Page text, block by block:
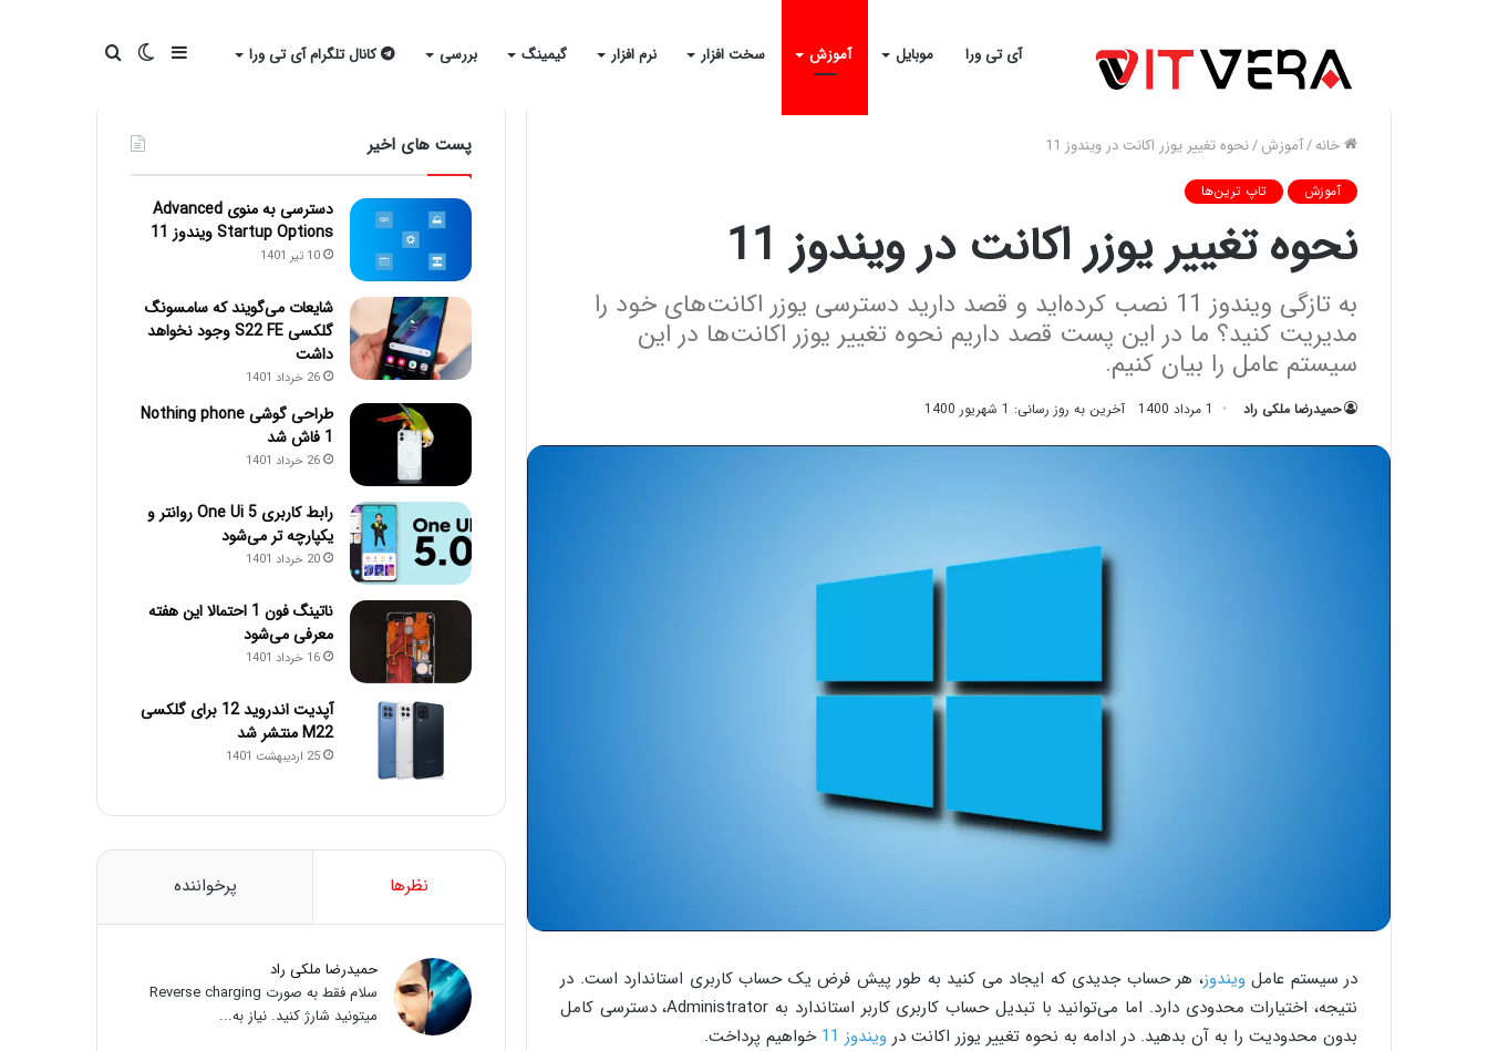
آی تی ورا موبایل آموزش سخت افزار نرم افزار گیمینگ بررسی کانال تلگرام آی تی ورا تغییرسایدبار
خانه/آموزش/نحوه تغییر یوزر اکانت در ویندوز 11
آموزش تاپ ترین‌ها
نحوه تغییر یوزر اکانت در ویندوز 11
به تازگی ویندوز 11 نصب کرده‌اید و قصد دارید دسترسی یوزر‌ اکانت‌های خود را
مدیریت کنید؟ ما در این پست قصد داریم نحوه تغییر یوزر اکانت‌ها در این
سیستم عامل را بیان کنیم.
حمیدرضا ملکی راد 1 مرداد 1400 آخرین به روز رسانی: 1 شهریور 1400
در سیستم عاملویندوز، هر حساب جدیدی که ایجاد می کنید به طور پیش فرض یک حساب کاربری استاندارد است. در
نتیجه، اختیارات محدودی دارد. اما می‌توانید با تبدیل حساب کاربری کاربر استاندارد به Administrator، دسترسی کامل
بدون محدودیت را به آن بدهید. در ادامه به نحوه تغییر یوزر اکانت در ویندوز 11 خواهیم پرداخت.
پست های اخیر
دسترسی به منوی Advanced
Startup Options ویندوز 11
10 تیر 1401
شایعات می‌گویند که سامسونگ
گلکسی S22 FE وجود نخواهد
داشت
26 خرداد 1401
طراحی گوشی Nothing phone
1 فاش شد
26 خرداد 1401
رابط کاربری One Ui 5 روانتر و
یکپارچه تر می‌شود
20 خرداد 1401
ناتینگ فون 1 احتمالا این هفته
معرفی می‌شود
16 خرداد 1401
آپدیت اندروید 12 برای گلکسی
M22 منتشر شد
25 اردیبهشت 1401
نظرها پرخواننده
حمیدرضا ملکی راد
سلام فقط به صورت Reverse charging
میتونید شارژ کنید. نیاز به...